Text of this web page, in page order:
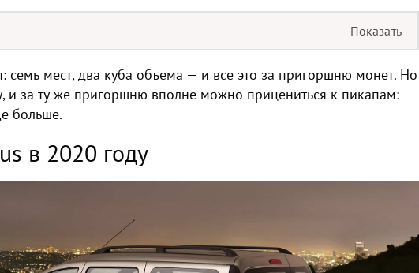
семь мест, два куба объема — и все это за пригоршню монет. Но
и за ту же пригоршню вполне можно прицениться к пикапам:
больше.
в 2020 году